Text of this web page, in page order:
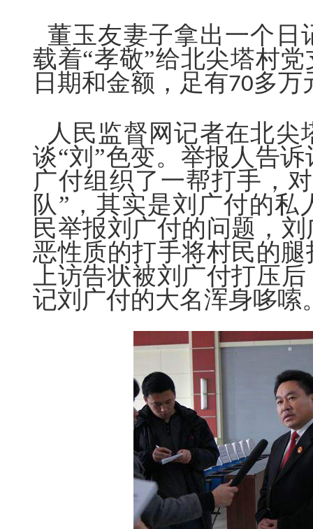
董玉友妻子拿出一个日
载着“孝敬”给北尖塔村
日期和金额，足有70多万
人民监督网记者在北尖
谈“刘”色变。举报人告
广付组织了一帮打手，
队”，其实是刘广付的私
民举报刘广付的问题，刘
恶性质的打手将村民的
上访告状被刘广付打压后
记刘广付的大名浑身哆嗦